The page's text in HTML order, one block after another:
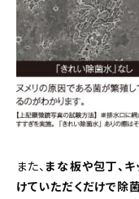
また、 まな板や包丁、
けていただくだけで除